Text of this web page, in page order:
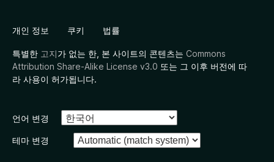
개인 정보 쿠키 법률
특별한 고지가 없는 한, 본 사이트의 콘텐츠는 Commons
Attribution Share-Alike License v3.0 또는 그 이후 버전에 따
라 사용이 허가됩니다.
언어 변경
테마 변경